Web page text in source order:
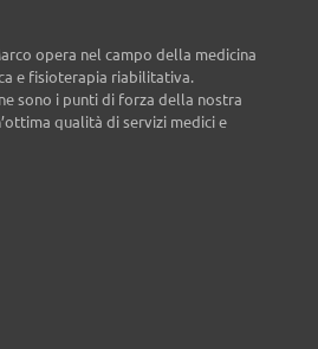
opera nel campo della medicina
e fisioterapia riabilitativa.
sono i punti di forza della nostra
qualità di servizi medici e